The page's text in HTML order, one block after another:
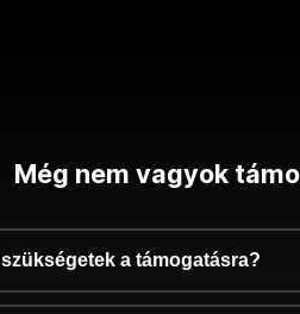
Még nem vagyok
szükségetek a támogatásra?